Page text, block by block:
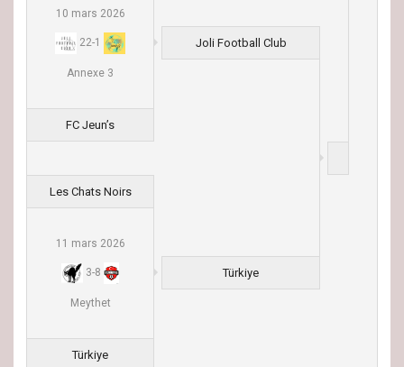
10 mars 2026
22-1
Annexe 3
Joli Football Club
FC Jeun’s
Les Chats Noirs
11 mars 2026
3-8
Meythet
Türkiye
Türkiye